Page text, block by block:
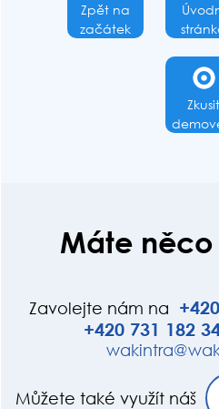
Zpět na
začátek
Zkusit
Máte něco
Zavolejte nám na +420
+420 731 182
wakint
Můžete také využít náš